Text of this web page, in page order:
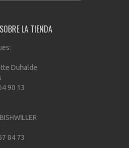
LA TIENDA
Duhalde
90 13
84 73